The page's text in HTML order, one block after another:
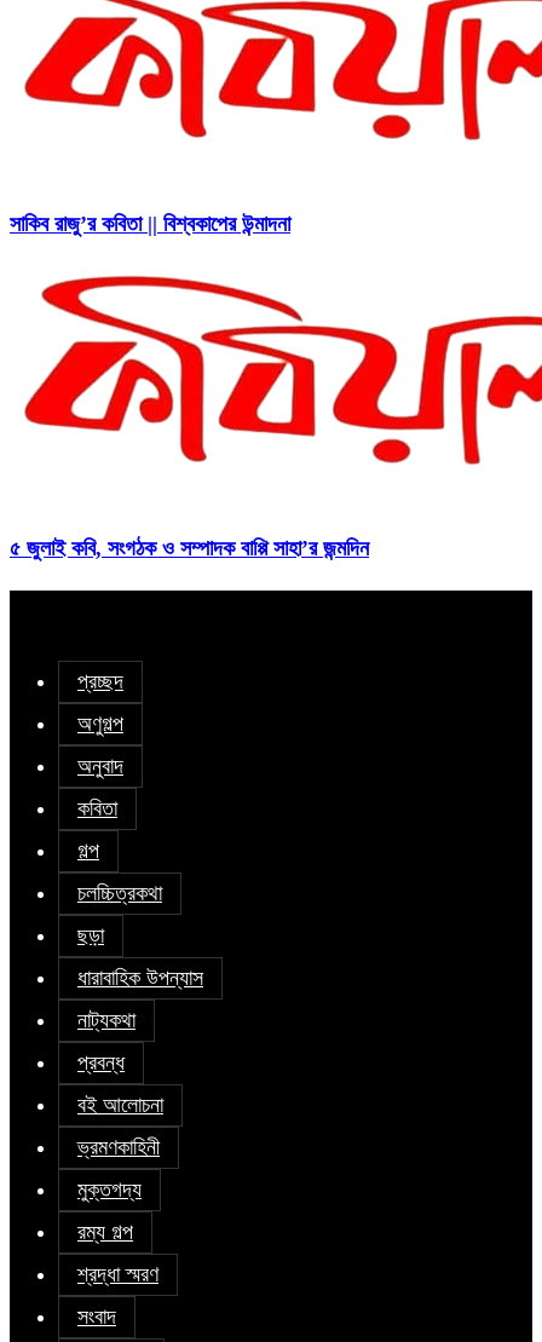
সাকিব রাজু’র কবিতা || বিশ্বকাপের উন্মাদনা
৫ জুলাই কবি, সংগঠক ও সম্পাদক বাপ্পি সাহা’র জন্মদিন
প্রচ্ছদ
অণুগল্প
অনুবাদ
কবিতা
গল্প
চলচ্চিত্রকথা
ছড়া
ধারাবাহিক উপন্যাস
নাট্যকথা
প্রবন্ধ
বই আলোচনা
ভ্রমণকাহিনী
মুক্তগদ্য
রম্য গল্প
শ্রদ্ধা স্মরণ
সংবাদ